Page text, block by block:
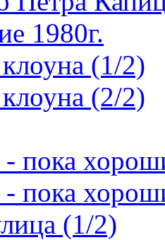
1980г.
(1/2)
(2/2)
- пока
- пока
(1/2)